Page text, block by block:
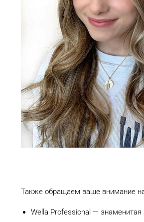
Также обращаем ваше внимание
Wella Professional —